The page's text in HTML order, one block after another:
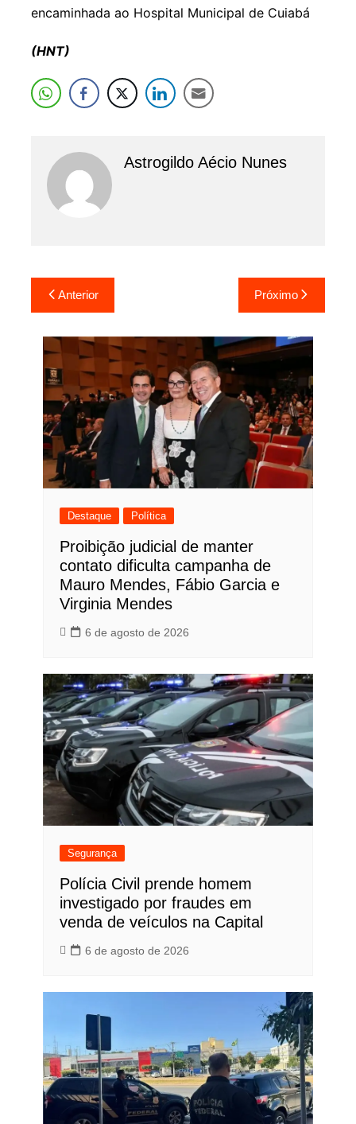
encaminhada ao Hospital Municipal de Cuiabá
(HNT)
Astrogildo Aécio Nunes
Navegação
de
Post
Anterior Próximo
Destaque Política
Proibição judicial de manter
contato dificulta campanha de
Mauro Mendes, Fábio Garcia e
Virginia Mendes
6 de agosto de 2026
Segurança
Polícia Civil prende homem
investigado por fraudes em
venda de veículos na Capital
6 de agosto de 2026